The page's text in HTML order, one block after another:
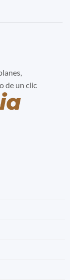
de un clic